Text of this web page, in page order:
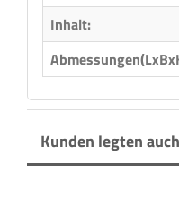
Inhalt:
Kunden legten